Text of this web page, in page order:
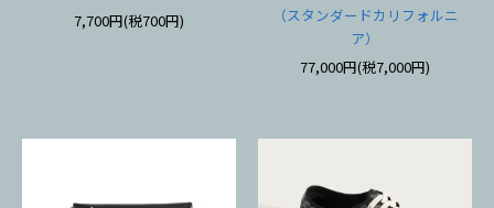
7,700円(税700円)
（スタンダードカリフォルニ
ア）
77,000円(税7,000円)